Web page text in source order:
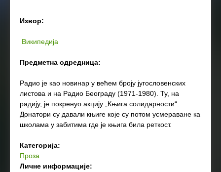
Извор:
Википедија
Предметна одредница:
Радио је као новинар у већем броју југословенских
листова и на Радио Београду (1971-1980). Ту, на
радију, је покренуо акцију „Књига солидарности“.
Донатори су давали књиге које су потом усмераване ка
школама у забитима где је књига била реткост.
Категорија:
Проза
Личне информације: